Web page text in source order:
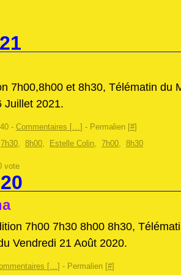
7h00,8h00 et 8h30, Télématin du
Juillet 2021.
- Commentaires […] - Permalien [#]
7h30, 8h00, Estelle Colin, 7h00, 8h30
vote
7h00 7h30 8h00 8h30, Télémati
Vendredi 21 Août 2020.
[…] - Permalien [#]